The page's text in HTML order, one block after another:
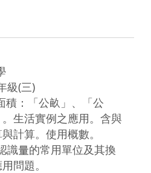
級(三)
積：「公畝」、「公
生活實例之應用。含與
計算。使用概數。
識量的常用單位及其換
問題。